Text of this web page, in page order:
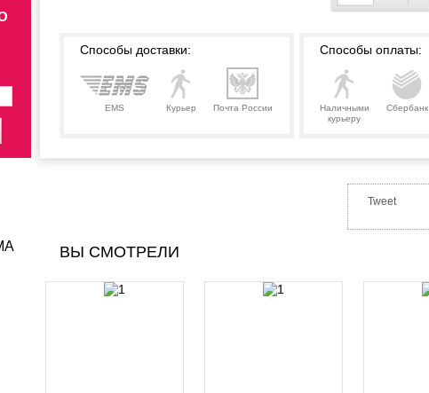
Способы доставки:
EMS Курьер Почта России
Способы оплаты:
Наличными
курьеру
Сбербанк
Tweet
ВЫ СМОТРЕЛИ